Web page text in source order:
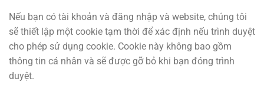
Nếu bạn có tài khoản và đăng nhập và website, chúng tôi
sẽ thiết lập một cookie tạm thời để xác định nếu trình duyệt
cho phép sử dụng cookie. Cookie này không bao gồm
thông tin cá nhân và sẽ được gỡ bỏ khi bạn đóng trình
duyệt.